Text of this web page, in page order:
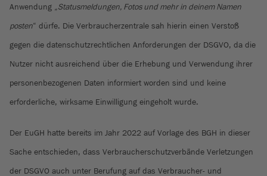
Anwendung „Statusmeldungen, Fotos und mehr in deinem Namen
posten“ dürfe. Die Verbraucherzentrale sah hierin einen Verstoß
gegen die datenschutzrechtlichen Anforderungen der DSGVO, da die
Nutzer nicht ausreichend über die Erhebung und Verwendung ihrer
personenbezogenen Daten informiert worden sind und keine
erforderliche, wirksame Einwilligung eingeholt wurde.
Der EuGH hatte bereits im Jahr 2022 auf Vorlage des BGH in dieser
Sache entschieden, dass Verbraucherschutzverbände Verletzungen
der DSGVO auch unter Berufung auf das Verbraucher- und